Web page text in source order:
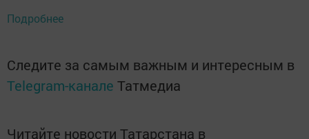
Подробнее
Следите за самым важным и интересным в
Telegram-канале Татмедиа
Читайте новости Татарстана в